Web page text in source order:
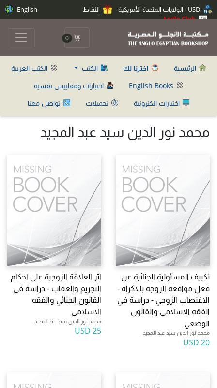
النقاط
Anglo Club
English
0
الرئيسية اخترنا لك الكتب
الكتب العربية
اختبارات ومقاييس نفسية
اختبارات الكترونية
تحميلات تواصل معنا
محمد نور الدين سيد عبد المجيد
تكييف المسئولية الجنائية عن
فعل مواقعة الزوجة بالاكراه -
الاغتصاب الزوجي - دراسة في
الفقه الاسلامي والقانون
الوضعي
محمد نور الدين سيد عبد المجيد
20 USD
اثر العلاقة الزوجية على احكام
التجريم والعقاب - دراسة في
القانون الجنائي والفقه
الاسلامي
محمد نور الدين سيد عبد المجيد
25 USD